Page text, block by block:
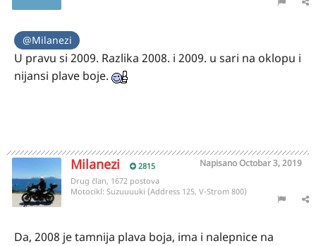
@Milanezi
U pravu si 2009. Razlika 2008. i 2009. u sari na oklopu i
nijansi plave boje.
Milanezi 2815 NapisanoOctobar 3, 2019
Drug član, 1672 postova
Motocikl: Suzuuuuki (Address 125, V-Strom 800)
Da, 2008 je tamnija plava boja, ima i nalepnice na